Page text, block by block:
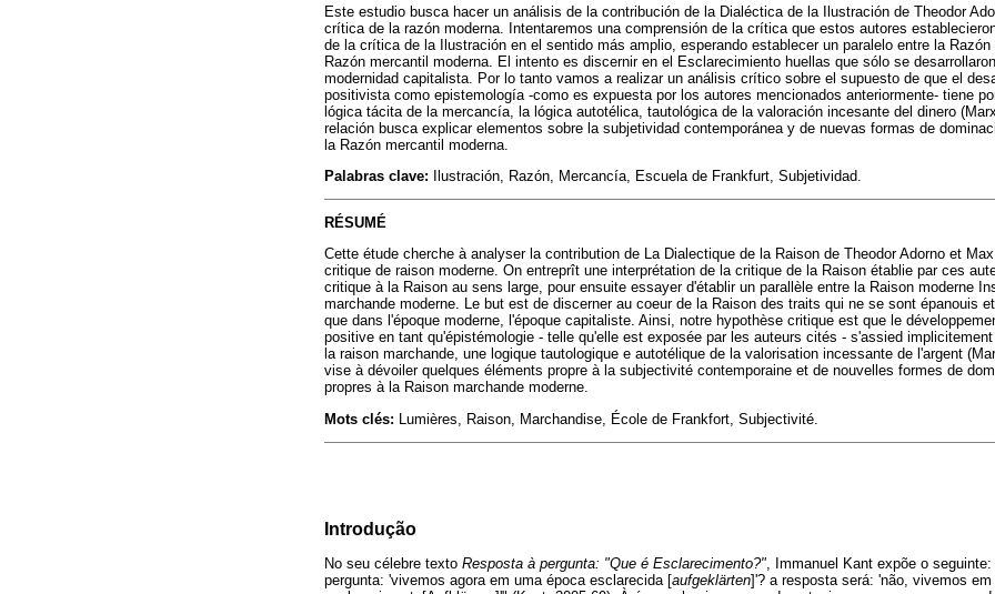
Este estudio busca hacer un análisis de la contribución de la Dialéctica de la Ilustración de Theodor
crítica de la razón moderna. Intentaremos una comprensión de la crítica que estos autores
de la crítica de la Ilustración en el sentido más amplio, esperando establecer un paralelo entre la
Razón mercantil moderna. El intento es discernir en el Esclarecimiento huellas que sólo se
modernidad capitalista. Por lo tanto vamos a realizar un análisis crítico sobre el supuesto de que el
positivista como epistemología -como es expuesta por los autores mencionados anteriormente- tiene
lógica tácita de la mercancía, la lógica autotélica, tautológica de la valoración incesante del dinero
relación busca explicar elementos sobre la subjetividad contemporánea y de nuevas formas de
la Razón mercantil moderna.
Palabras clave: Ilustración, Razón, Mercancía, Escuela de Frankfurt, Subjetividad.
RÉSUMÉ
Cette étude cherche à analyser la contribution de La Dialectique de la Raison de Theodor Adorno et
critique de raison moderne. On entreprît une interprétation de la critique de la Raison établie par ces
critique à la Raison au sens large, pour ensuite essayer d'établir un parallèle entre la Raison moderne
marchande moderne. Le but est de discerner au coeur de la Raison des traits qui ne se sont épanouis
que dans l'époque moderne, l'époque capitaliste. Ainsi, notre hypothèse critique est que le
positive en tant qu'épistémologie - telle qu'elle est exposée par les auteurs cités - s'assied
la raison marchande, une logique tautologique e autotélique de la valorisation incessante de l'argent
vise à dévoiler quelques éléments propre à la subjectivité contemporaine et de nouvelles formes de
propres à la Raison marchande moderne.
Mots clés: Lumières, Raison, Marchandise, École de Frankfort, Subjectivité.
Introdução
No seu célebre texto Resposta à pergunta: "Que é Esclarecimento?" , Immanuel Kant expõe o
pergunta: 'vivemos agora em uma época esclarecida [aufgeklärten]'? a resposta será: 'não, vivemos